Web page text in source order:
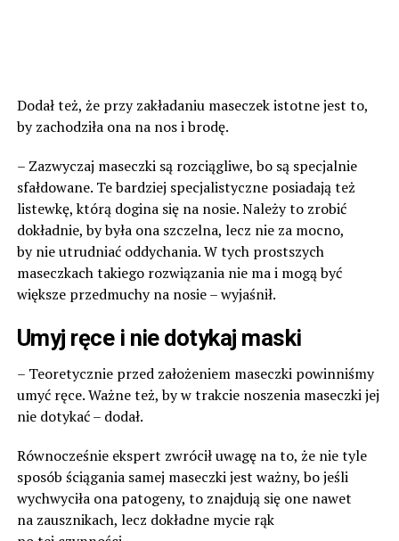
Dodał też, że przy zakładaniu maseczek istotne jest to,
by zachodziła ona na nos i brodę.
– Zazwyczaj maseczki są rozciągliwe, bo są specjalnie
sfałdowane. Te bardziej specjalistyczne posiadają też
listewkę, którą dogina się na nosie. Należy to zrobić
dokładnie, by była ona szczelna, lecz nie za mocno,
by nie utrudniać oddychania. W tych prostszych
maseczkach takiego rozwiązania nie ma i mogą być
większe przedmuchy na nosie – wyjaśnił.
Umyj ręce i nie dotykaj maski
– Teoretycznie przed założeniem maseczki powinniśmy
umyć ręce. Ważne też, by w trakcie noszenia maseczki jej
nie dotykać – dodał.
Równocześnie ekspert zwrócił uwagę na to, że nie tyle
sposób ściągania samej maseczki jest ważny, bo jeśli
wychwyciła ona patogeny, to znajdują się one nawet
na zausznikach, lecz dokładne mycie rąk